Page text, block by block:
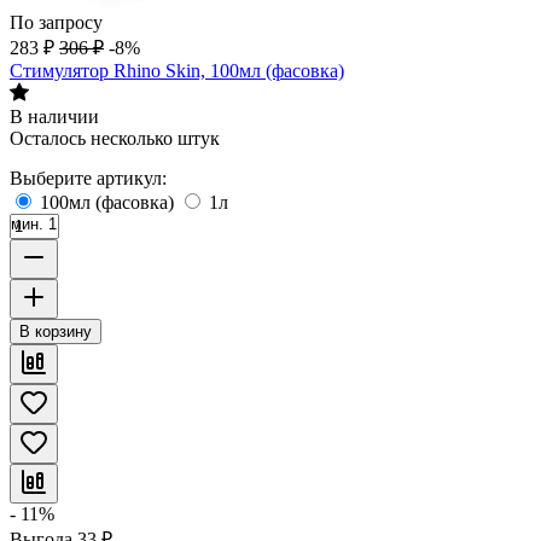
По запросу
283 ₽ 306 ₽ -8%
Стимулятор Rhino Skin, 100мл (фасовка)
В наличии
Осталось несколько штук
Выберите артикул:
100мл (фасовка)
1л
мин. 1
В корзину
- 11%